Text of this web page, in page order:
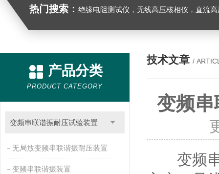
热门搜索： 绝缘电阻测试仪，无线高压核相仪，直流
产品分类
PRODUCT CATEGORY
变频串联谐振耐压试验装置
无局放变频串联谐振耐压装置
变频串联谐振装置
技术文章 /
变频
变频